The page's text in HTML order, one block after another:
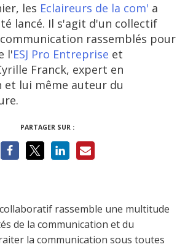
les Eclaireurs de la com' a
lancé. Il s'agit d'un collectif
rassemblés pour
l'ESJ Pro Entreprise et
Franck, expert en
et lui même auteur du
PARTAGER SUR :
rassemble une multitude
de la communication et du
la communication sous toutes